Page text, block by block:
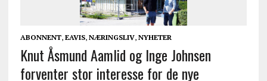
ABONNENT, EAVIS, NÆRINGSLIV, NYHETER
Knut Åsmund Aamlid og Inge Johnsen
forventer stor interesse for de nye